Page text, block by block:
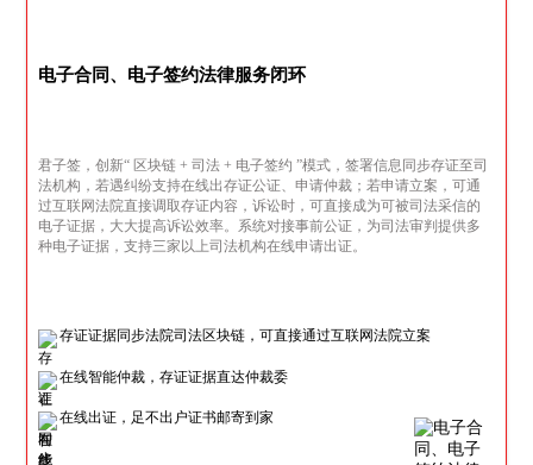
电子合同、电子签约法律服务闭环
君子签，创新“ 区块链 + 司法 + 电子签约 ”模式，签署信息同步存证至司
法机构，若遇纠纷支持在线出存证公证、申请仲裁；若申请立案，可通
过互联网法院直接调取存证内容，诉讼时，可直接成为可被司法采信的
电子证据，大大提高诉讼效率。系统对接事前公证，为司法审判提供多
种电子证据，支持三家以上司法机构在线申请出证。
存证证据同步法院司法区块链，可直接通过互联网法院立案
在线智能仲裁，存证证据直达仲裁委
在线出证，足不出户证书邮寄到家